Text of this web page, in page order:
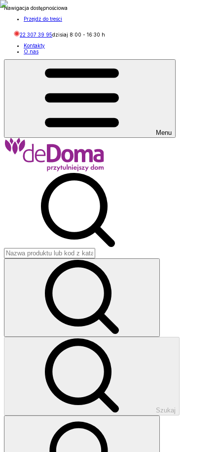
Nawigacja dostępnościowa
Przejdź do treści
22 307 39 95dzisiaj 8:00 - 16:30 h
Kontakty
O nas
Menu
Szukaj